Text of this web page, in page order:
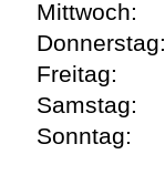
Mittwoch:
Donnerstag:
Freitag:
Samstag:
Sonntag: